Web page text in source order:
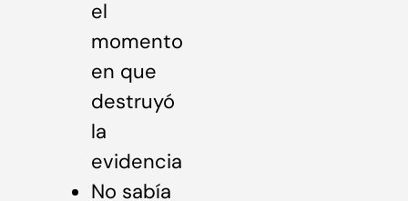
el
momento
en que
destruyó
la
evidencia
No sabía